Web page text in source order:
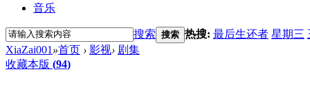
音乐
搜索 搜索 热搜: 最后生还者 星期三
XiaZai001 »首页 › 影视› 剧集
收藏本版 (94)